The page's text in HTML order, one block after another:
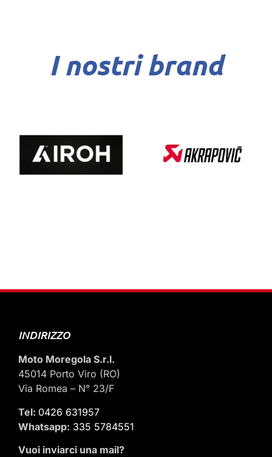
I nostri brand
INDIRIZZO
Moto Moregola S.r.l.
45014 Porto Viro (RO)
Via Romea – N° 23/F
Tel: 0426 631957
Whatsapp: 335 5784551
Vuoi inviarci una mail?